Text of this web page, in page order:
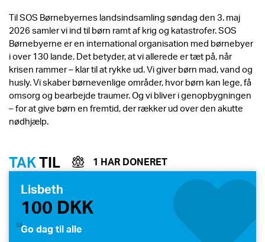
Til SOS Børnebyernes landsindsamling søndag den 3. maj
2026 samler vi ind til børn ramt af krig og katastrofer. SOS
Børnebyerne er en international organisation med børnebyer
i over 130 lande. Det betyder, at vi allerede er tæt på, når
krisen rammer – klar til at rykke ud. Vi giver børn mad, vand og
husly. Vi skaber børnevenlige områder, hvor børn kan lege, få
omsorg og bearbejde traumer. Og vi bliver i genopbygningen
– for at give børn en fremtid, der rækker ud over den akutte
nødhjælp.
TAKTIL 1 HAR DONERET
Lisbeth
100 DKK
Go dag til alle